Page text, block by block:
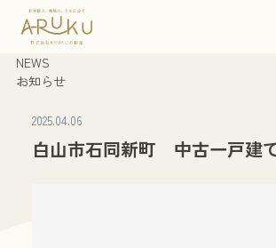
NEWS
お知らせ
2025.04.06
白山市石同新町 中古一戸建